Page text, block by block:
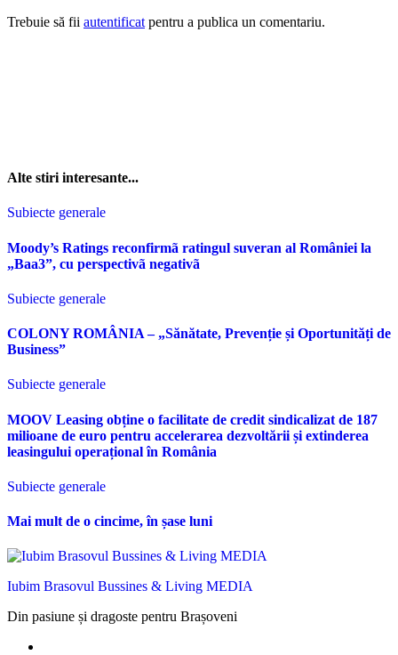
Trebuie să fii autentificat pentru a publica un comentariu.
Alte stiri interesante...
Subiecte generale
Moody’s Ratings reconfirmã ratingul suveran al României la
„Baa3”, cu perspectivã negativã
Subiecte generale
COLONY ROMÂNIA – „Sănătate, Prevenție și Oportunități de
Business”
Subiecte generale
MOOV Leasing obține o facilitate de credit sindicalizat de 187
milioane de euro pentru accelerarea dezvoltării și extinderea
leasingului operațional în România
Subiecte generale
Mai mult de o cincime, în șase luni
Iubim Brasovul Bussines & Living MEDIA
Din pasiune și dragoste pentru Brașoveni